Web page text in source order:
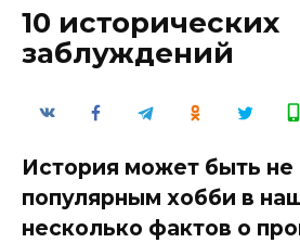
10 исторических
заблуждений
История может быть не
популярным хобби в
несколько фактов о